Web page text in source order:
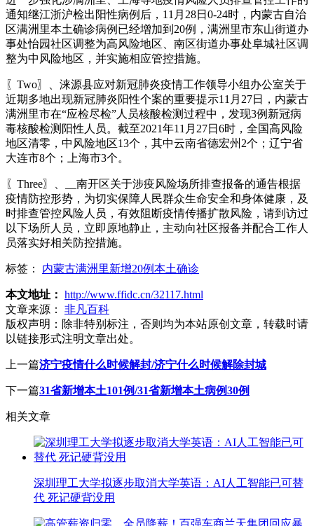
通知继江浙沪检出阳性病例后，11月28日0-24时，内蒙古自治
区满洲里本土确诊病例已经增加到20例，满洲里市东山街道办
事处怡园社区调整为高风险地区、南区街道办事处阜城社区调
整为中风险地区，并实施相应管控措施。
〖Two〗、涞源县应对新冠肺炎疫情工作领导小组办公室关于
近期多地出现新冠肺炎阳性个案的重要提示11月27日，内蒙古
满洲里市在“应检尽检”人员核酸检测过程中，发现3例新冠病
毒核酸检测阳性人员。截至2021年11月27日6时，全国高风险
地区清零，中风险地区13个，其中云南省德宏州2个；辽宁省
大连市8个；上海市3个。
〖Three〗、__南开区关于涉疫风险场所排查报备的通告根据
疫情防控形势，为切实保障人民群众生命安全和身体健康，及
时排查管控风险人员，有效阻断疫情传播扩散风险，请到访过
以下场所人员，立即原地静止，主动向社区报备并配合工作人
员落实好相关防控措施。
标签： 内蒙古满洲里新增20例本土确诊
本文地址： http://www.ffidc.cn/32117.html
文章来源：
非凡百科
版权声明： 除非特别标注，否则均为本站原创文章，转载时请
以链接形式注明文章出处。
上一篇济宁疫情什么时候解封/济宁什么时候解除封城
下一篇31省新增本土101例/31省新增本土病例30例
相关文章
深圳理工大学拟逐步取消大学英语：AI人工智能已可替
代 死记硬背没用